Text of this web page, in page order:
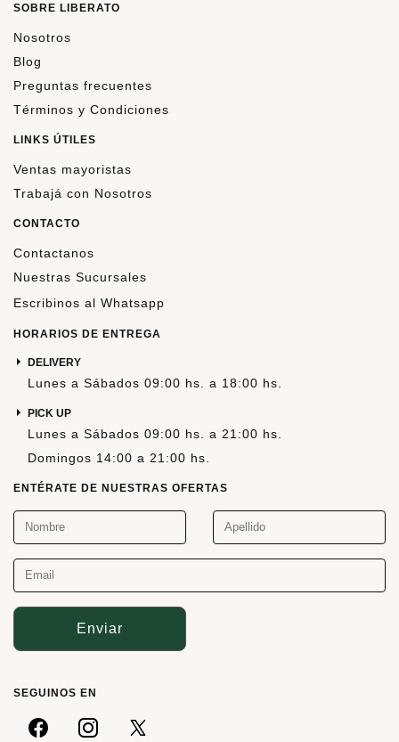
SOBRE LIBERATO
Nosotros
Blog
Preguntas frecuentes
Términos y Condiciones
LINKS ÚTILES
Ventas mayoristas
Trabajá con Nosotros
CONTACTO
Contactanos
Nuestras Sucursales
Escribinos al Whatsapp
HORARIOS DE ENTREGA
DELIVERY
Lunes a Sábados 09:00 hs. a 18:00 hs.
PICK UP
Lunes a Sábados 09:00 hs. a 21:00 hs.
Domingos 14:00 a 21:00 hs.
ENTÉRATE DE NUESTRAS OFERTAS
Enviar
SEGUINOS EN